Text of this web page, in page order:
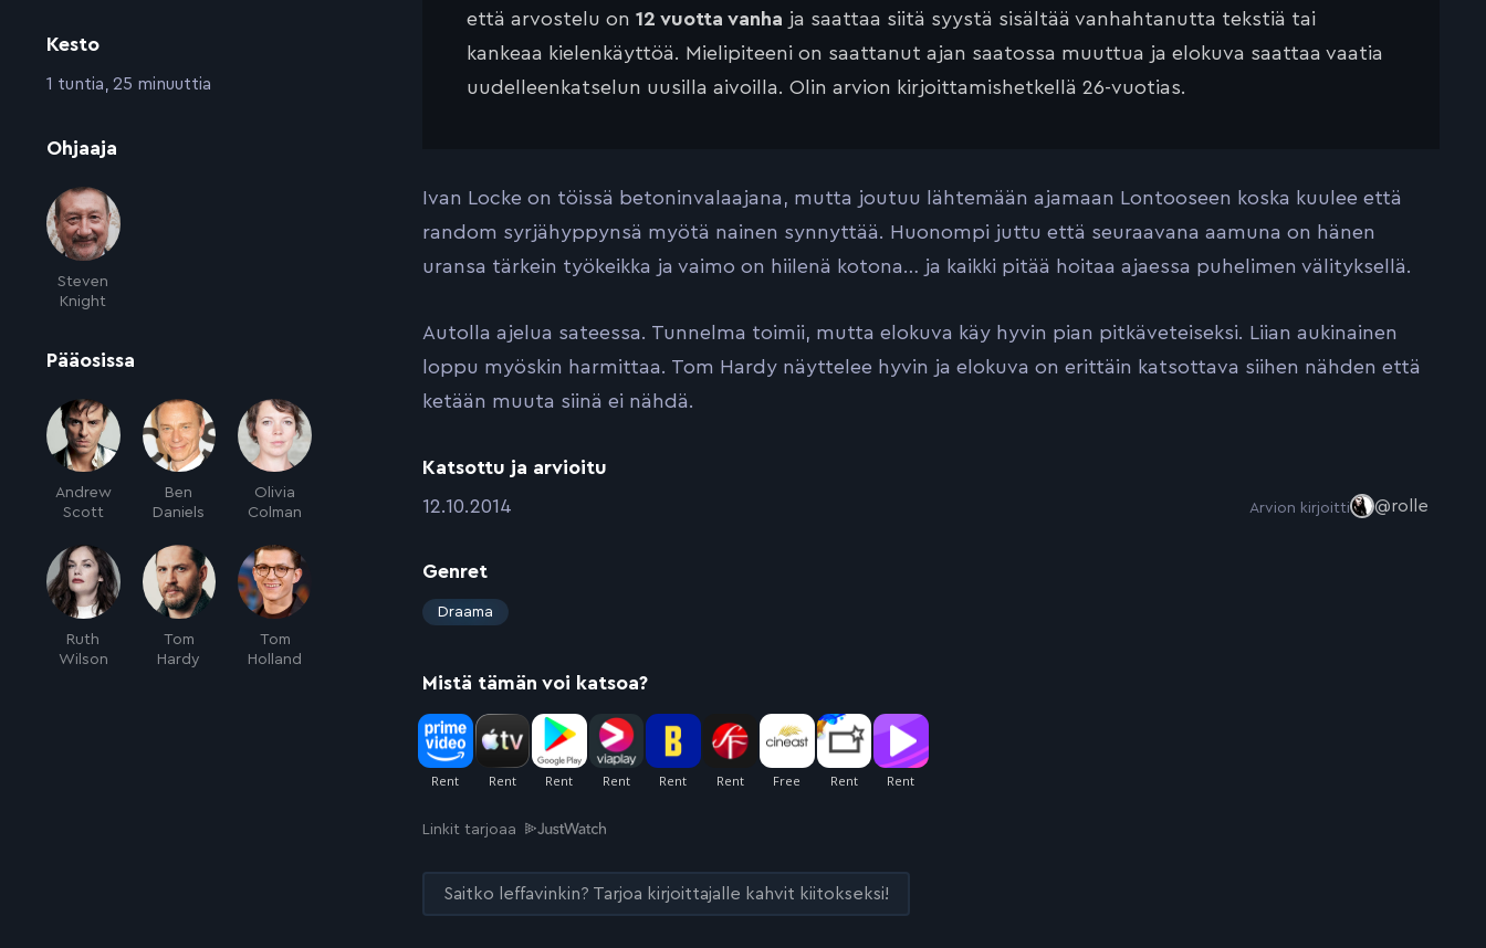
Kesto
:1 tuntia, 25 minuuttia
Ohjaaja
Steven
Knight
Pääosissa
Andrew
Scott
Ben
Daniels
Olivia
Colman
Ruth
Wilson
Tom
Hardy
Tom
Holland
että arvostelu on 12 vuotta vanha ja saattaa siitä syystä sisältää vanhahtanutta tekstiä tai
kankeaa kielenkäyttöä. Mielipiteeni on saattanut ajan saatossa muuttua ja elokuva saattaa vaatia
uudelleenkatselun uusilla aivoilla. Olin arvion kirjoittamishetkellä 26-vuotias.
Ivan Locke on töissä betoninvalaajana, mutta joutuu lähtemään ajamaan Lontooseen koska kuulee että
random syrjähyppynsä myötä nainen synnyttää. Huonompi juttu että seuraavana aamuna on hänen
uransa tärkein työkeikka ja vaimo on hiilenä kotona… ja kaikki pitää hoitaa ajaessa puhelimen välityksellä.
Autolla ajelua sateessa. Tunnelma toimii, mutta elokuva käy hyvin pian pitkäveteiseksi. Liian aukinainen
loppu myöskin harmittaa. Tom Hardy näyttelee hyvin ja elokuva on erittäin katsottava siihen nähden että
ketään muuta siinä ei nähdä.
Katsottu ja arvioitu
:12.10.2014 Arvion kirjoitti @rolle
Genret
:
Draama
Mistä tämän voi katsoa?
Linkit tarjoaa
Saitko leffavinkin? Tarjoa kirjoittajalle kahvit kiitokseksi!